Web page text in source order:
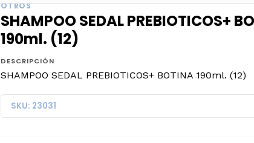
OTROS
SHAMPOO SEDAL PREBIOTICOS+
190ml. (12)
DESCRIPCIÓN
SHAMPOO SEDAL PREBIOTICOS+ BOTINA 190ml. (12)
SKU: 23031